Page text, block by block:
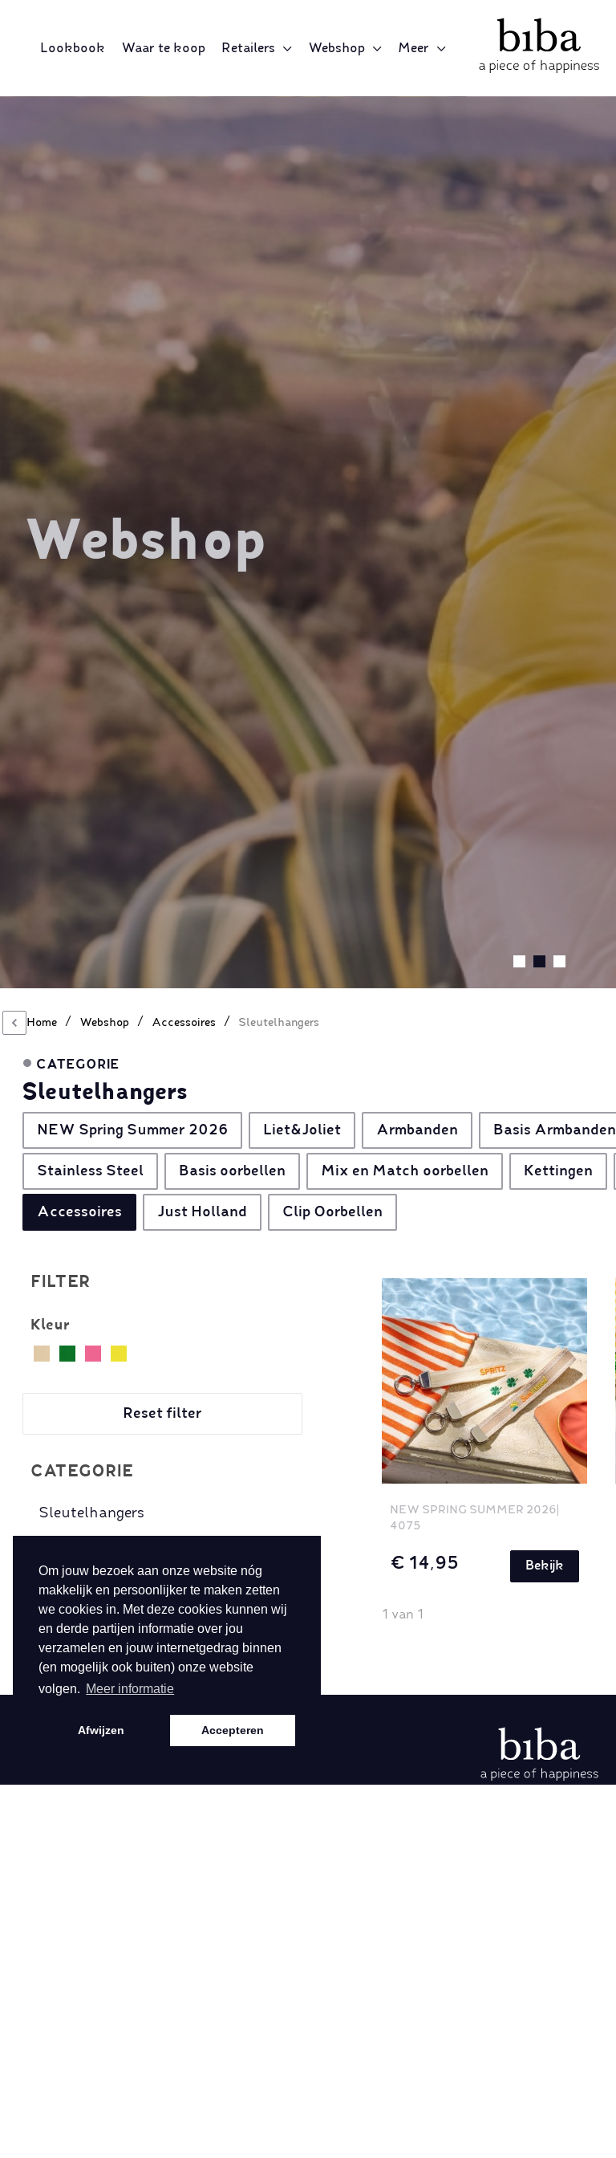
Om jouw bezoek aan onze website nóg
makkelijk en persoonlijker te maken zetten
we cookies in. Met deze cookies kunnen wij
en derde partijen informatie over jou
verzamelen en jouw internetgedrag binnen
(en mogelijk ook buiten) onze website
volgen. Meer informatie
Afwijzen Accepteren
Lookbook Waar te koop Retailers Webshop Meer
Webshop
Home / Webshop / Accessoires / Sleutelhangers
CATEGORIE
Sleutelhangers
NEW Spring Summer 2026 Liet&Joliet Armbanden Basis Armbanden
Stainless Steel Basis oorbellen Mix en Match oorbellen Kettingen
Accessoires Just Holland Clip Oorbellen
FILTER
Kleur
Reset filter
CATEGORIE
Sleutelhangers
Broches
Telefoonkoorden
NEW SPRING SUMMER 2026
4075
€ 14,95 Bekijk
1 van 1